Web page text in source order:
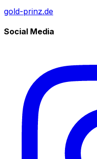
gold-prinz.de
Social Media